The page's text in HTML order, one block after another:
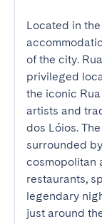
Located in
of the city.
privileged
the iconic
artists and
dos Lóios.
surrounded
cosmopolitan
restaurants,
legendary
just around